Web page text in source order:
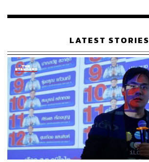
เรือนไทยที่ถูกซุกไว้
LATEST STORIES